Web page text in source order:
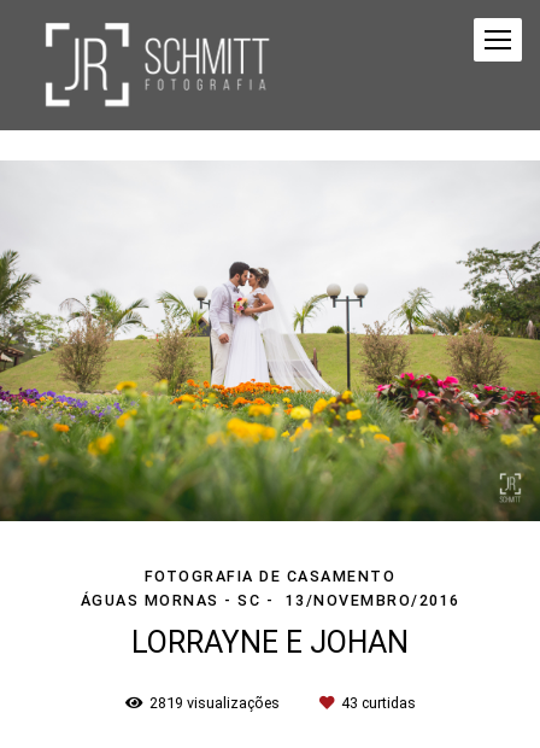
FOTOGRAFIA DE CASAMENTO
ÁGUAS MORNAS - SC
13/NOVEMBRO/2016
LORRAYNE E JOHAN
2819 visualizações 43 curtidas